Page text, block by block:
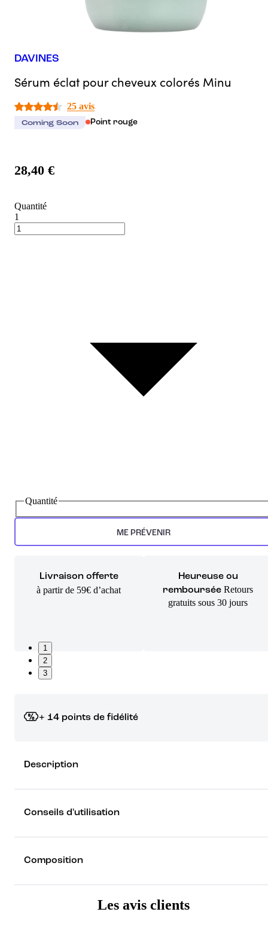
DAVINES
Sérum éclat pour cheveux colorés Minu
25 avis
Coming Soon Point rouge
28,40 €
Quantité
1
Quantité
ME PRÉVENIR
Livraison offerte
à partir de 59€ d’achat
Heureuse ou
remboursée Retours
gratuits sous 30 jours
1
2
3
+ 14 points de fidélité
rêver !
Découvrez les récompenses
Description
Conseils d'utilisation
Composition
Les avis clients